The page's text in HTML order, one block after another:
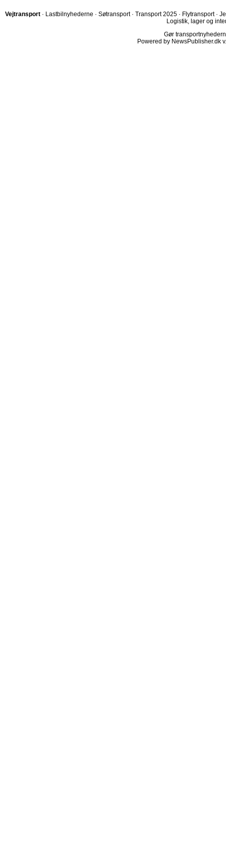
Vejtransport · Lastbilnyhederne · Søtransport · Transport 2025 · Flytransport ·
Logistik, lager og
Gør
Powered by NewsPublisher.dk